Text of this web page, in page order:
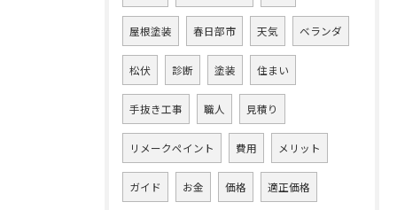
屋根塗装 春日部市 天気 ベランダ
松伏 診断 塗装 住まい
手抜き工事 職人 見積り
リメークペイント 費用 メリット
ガイド お金 価格 適正価格